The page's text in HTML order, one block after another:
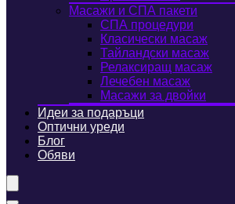
Масажи и СПА пакети
СПА процедури
Класически масаж
Тайландски масаж
Релаксиращ масаж
Лечебен масаж
Масажи за двойки
Идеи за подаръци
Оптични уреди
Блог
Обяви